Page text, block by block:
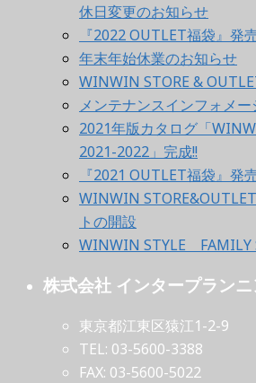
休日変更のお知らせ
『2022 OUTLET福袋』発
年末年始休業のお知らせ
WINWIN STORE &
メンテナンスインフォメー
2021年版カタログ「
2021-2022」完成!!
『2021 OUTLET福袋』発
WINWIN
トの開設
WINWIN STYLE FAMILY
株式会社 インタープラン
東京都江東区猿江1-2-9
TEL: 03-5600-3388
FAX: 03-5600-5022